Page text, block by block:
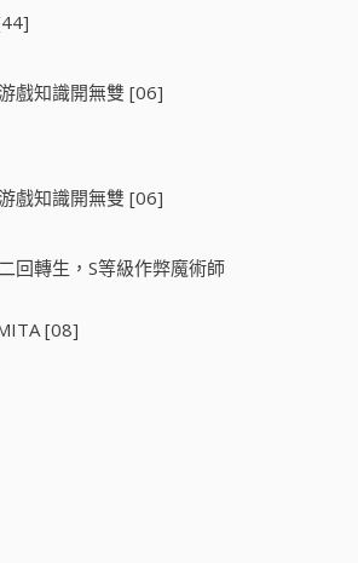
戲知識開無雙 [06]
戲知識開無雙 [06]
回轉生，S等級作弊魔術師
[08]